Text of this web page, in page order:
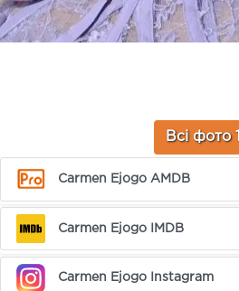
Всі фото 1
Carmen Ejogo AMDB
Carmen Ejogo IMDB
Carmen Ejogo Instagram